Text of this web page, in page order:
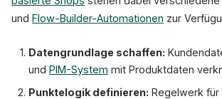
und Flow-Builder-Automationen zur
Datengrundlage schaffen:
und PIM-System mit Produktdaten
Punktelogik definieren: Regelwerk für